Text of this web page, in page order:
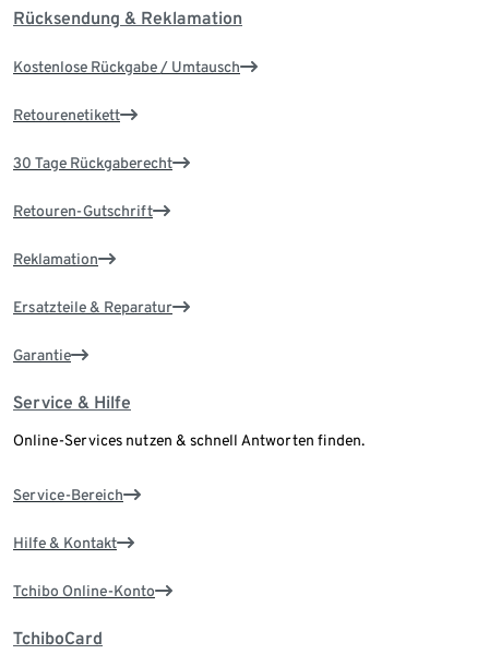
Rücksendung & Reklamation
Kostenlose Rückgabe / Umtausch
Retourenetikett
30 Tage Rückgaberecht
Retouren-Gutschrift
Reklamation
Ersatzteile & Reparatur
Garantie
Service & Hilfe
Online-Services nutzen & schnell Antworten finden.
Service-Bereich
Hilfe & Kontakt
Tchibo Online-Konto
TchiboCard